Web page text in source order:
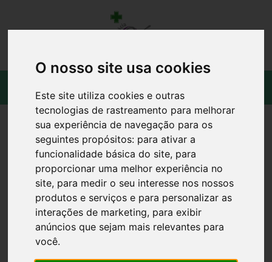
O nosso site usa cookies
Este site utiliza cookies e outras
tecnologias de rastreamento para melhorar
sua experiência de navegação para os
seguintes propósitos: para ativar a
funcionalidade básica do site, para
proporcionar uma melhor experiência no
site, para medir o seu interesse nos nossos
produtos e serviços e para personalizar as
interações de marketing, para exibir
anúncios que sejam mais relevantes para
você.